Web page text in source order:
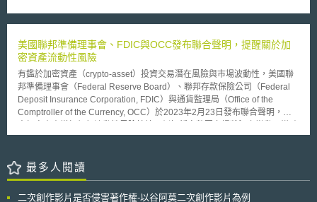
告」，並負有標示寄件人名稱、電話號碼之義務。如收件人發出拒絕收件之
以下罰金。然而，一旦收件人回覆拒絕收件，將使業者察知該郵件帳號為有
效帳號；故收件人對騷擾郵件大多不予理會，但如收件人未回覆拒絕收件之
訊息時，該騷擾郵件仍得合法寄送。此外，依據調查，目前騷擾郵件中，有
九成的電腦郵件及半數的行動電話簡訊，均是從海外所發出，而迴避了現行
法之規範。 因此，本次修正草案明定全面禁止未經同意擅自傳送商業
電子郵件至他人電腦或行動電話；即使取得收信同意，如中途拒絕時，其後
即禁止再傳送郵件。此外，草案並課以郵件中應明示寄件者姓名、名稱及電
以最高3000萬日圓罰金。本修正法案預定於2008年中施行。
美國聯邦準備理事會、FDIC與OCC發布聯合聲明，提醒關於加
密資產流動性風險
有鑑於加密資產（crypto-asset）投資交易潛在風險與市場波動性，美國聯
邦準備理事會（Federal Reserve Board）、聯邦存款保險公司（Federal
Deposit Insurance Corporation, FDIC）與通貨監理局（Office of the
Comptroller of the Currency, OCC）於2023年2月23日發布聯合聲明，提
銀行擠兌使大量存款流出，由於存款流入和流出的規模與時間的不可預測
險管理原則審慎因應。 依據聲明內容，有效風險管理作法包括：（1）了解
加密資產相關實體存款潛在行為的直接和間接驅動因素，以及這些存款易受
最多人閱讀
二次創作影片是否侵害著作權-以谷阿莫二次創作影片為例